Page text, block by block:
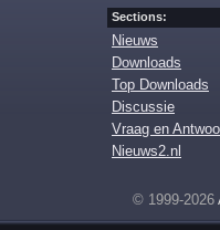
Sections:
Nieuws
Downloads
Top Downloads
Discussie
Vraag en
Nieuws2.nl
© 1999-2026